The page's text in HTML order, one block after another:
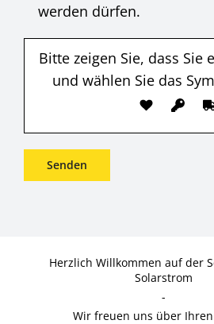
werden dürfen.
Bitte zeigen Sie, dass Sie
und wählen Sie das
Herzlich Willkommen auf der
Solarstrom
-
Wir freuen uns über Ihren